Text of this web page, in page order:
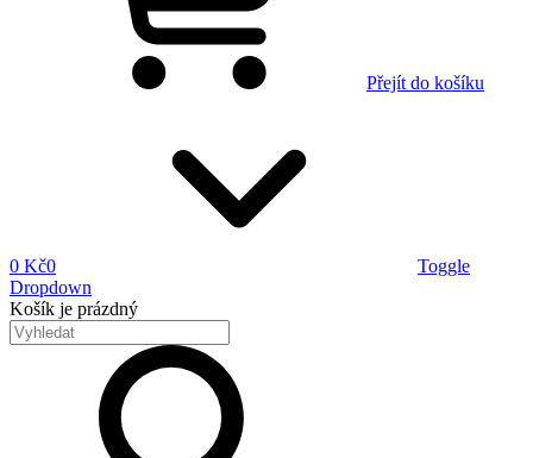
Přejít do košíku
0 Kč0
Toggle
Dropdown
Košík je prázdný